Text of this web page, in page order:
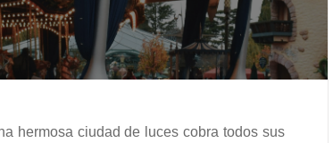
hermosa ciudad de luces cobra todos sus